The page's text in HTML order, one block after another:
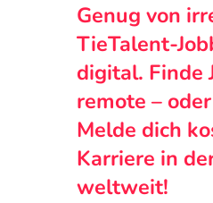
Genug von
TieTalent-
digital. Finde
remote –
Melde dich
Karriere in
weltweit!